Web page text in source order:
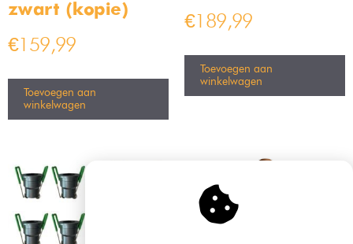
zwart (kopie)
€159,99
Toevoegen aan
winkelwagen
€189,99
Toevoegen aan
winkelwagen